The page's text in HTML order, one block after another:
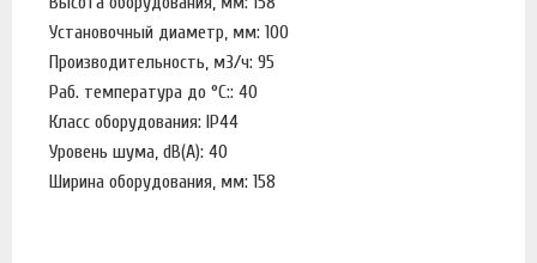
Установочный диаметр, мм: 100
Производительность, м3/ч: 95
Раб. температура до °С:: 40
Класс оборудования: IP44
Уровень шума, dB(A): 40
Ширина оборудования, мм: 158